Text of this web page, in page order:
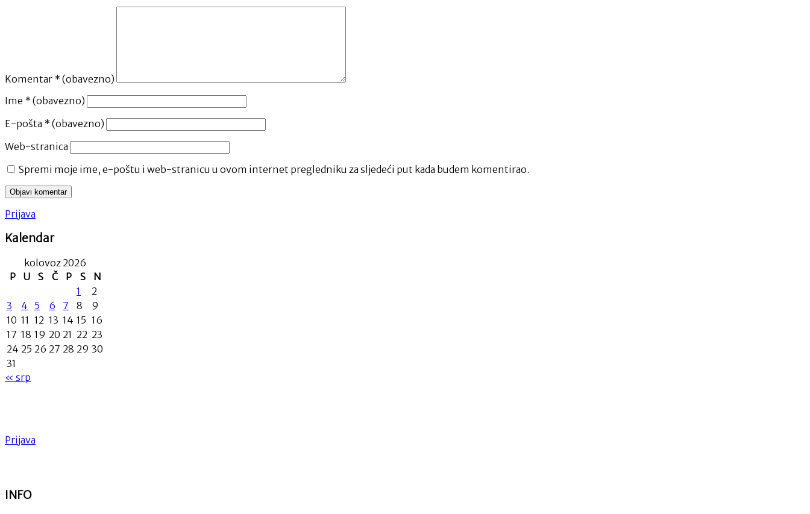
Komentar * (obavezno)
Ime * (obavezno)
E-pošta * (obavezno)
Web-stranica
Spremi moje ime, e-poštu i web-stranicu u ovom internet pregledniku za sljedeći put kada budem komentirao.
Prijava
Kalendar
kolovoz 2026
P
U S Č P S
N
1
2
3
4 5 6 7 8
9
10 11 12 13 14 15 16
17 18 19 20 21 22 23
24 25 26 27 28 29 30
31
« srp
Prijava
INFO